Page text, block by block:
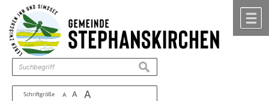
Zum Inhalt ,zur Navigation
Schriftgröße A A A
suchen